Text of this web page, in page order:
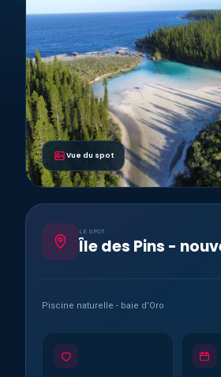
Vue du spot
LE SPOT
Piscine naturelle - baie d’Oro